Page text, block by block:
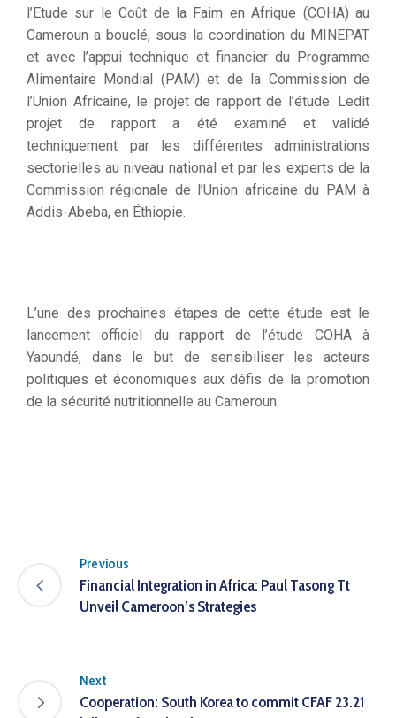
l’Etude sur le Coût de la Faim en Afrique (COHA) au
Cameroun a bouclé, sous la coordination du MINEPAT
et avec l’appui technique et financier du Programme
Alimentaire Mondial (PAM) et de la Commission de
l’Union Africaine, le projet de rapport de l’étude. Ledit
projet de rapport a été examiné et validé
techniquement par les différentes administrations
sectorielles au niveau national et par les experts de la
Commission régionale de l’Union africaine du PAM à
Addis-Abeba, en Éthiopie.
L’une des prochaines étapes de cette étude est le
lancement officiel du rapport de l’étude COHA à
Yaoundé, dans le but de sensibiliser les acteurs
politiques et économiques aux défis de la promotion
de la sécurité nutritionnelle au Cameroun.
Previous
Financial Integration in Africa: Paul Tasong Tt
Unveil Cameroon’s Strategies
Next
Cooperation: South Korea to commit CFAF 23.21